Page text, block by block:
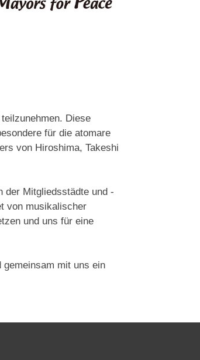
Diese
für die atomare
von Hiroshima, Takeshi
der Mitgliedsstädte und -
von musikalischer
und uns für eine
gemeinsam mit uns ein